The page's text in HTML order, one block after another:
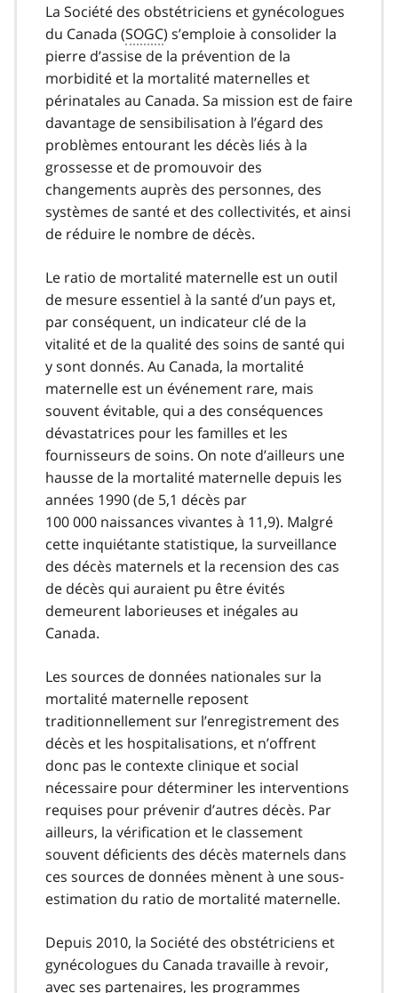
La Société des obstétriciens et gynécologues
du Canada (SOGC) s’emploie à consolider la
pierre d’assise de la prévention de la
morbidité et la mortalité maternelles et
périnatales au Canada. Sa mission est de faire
davantage de sensibilisation à l’égard des
problèmes entourant les décès liés à la
grossesse et de promouvoir des
changements auprès des personnes, des
systèmes de santé et des collectivités, et ainsi
de réduire le nombre de décès.
Le ratio de mortalité maternelle est un outil
de mesure essentiel à la santé d’un pays et,
par conséquent, un indicateur clé de la
vitalité et de la qualité des soins de santé qui
y sont donnés. Au Canada, la mortalité
maternelle est un événement rare, mais
souvent évitable, qui a des conséquences
dévastatrices pour les familles et les
fournisseurs de soins. On note d’ailleurs une
hausse de la mortalité maternelle depuis les
années 1990 (de 5,1 décès par
100 000 naissances vivantes à 11,9). Malgré
cette inquiétante statistique, la surveillance
des décès maternels et la recension des cas
de décès qui auraient pu être évités
demeurent laborieuses et inégales au
Canada.
Les sources de données nationales sur la
mortalité maternelle reposent
traditionnellement sur l’enregistrement des
décès et les hospitalisations, et n’offrent
donc pas le contexte clinique et social
nécessaire pour déterminer les interventions
requises pour prévenir d’autres décès. Par
ailleurs, la vérification et le classement
souvent déficients des décès maternels dans
ces sources de données mènent à une sous-
estimation du ratio de mortalité maternelle.
Depuis 2010, la Société des obstétriciens et
gynécologues du Canada travaille à revoir,
avec ses partenaires, les programmes